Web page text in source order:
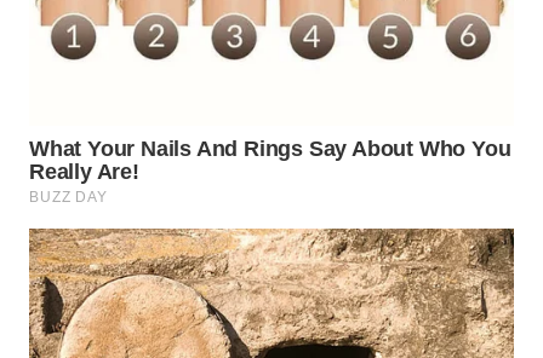
WN
WN
NATUNA
WN
BINTAN
WN
MANDALIKA